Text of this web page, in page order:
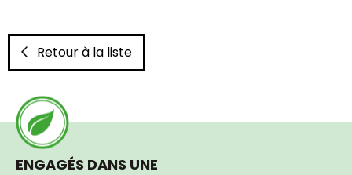
Retour à la liste
ENGAGÉS DANS UNE